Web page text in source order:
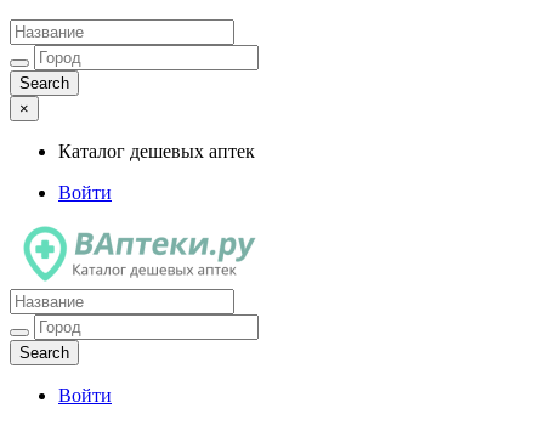
×
Каталог дешевых аптек
Войти
Каталог дешевых аптек
Войти